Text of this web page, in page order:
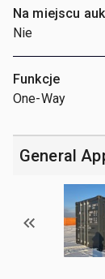
Na miejscu
Nie
Funkcje
One-Way
General